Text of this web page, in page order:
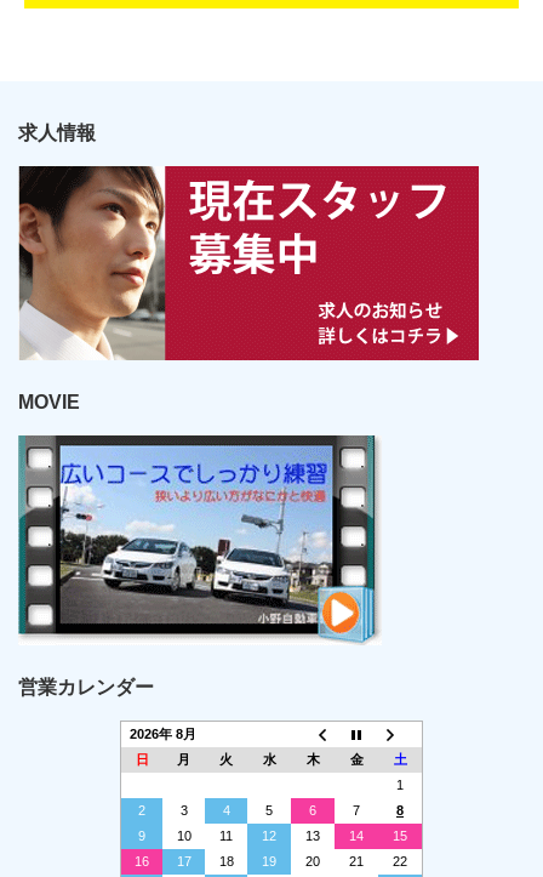
求人情報
MOVIE
営業カレンダー
2026年 8月
日
月 火 水 木 金
土
1
2
3 4 5 6 7
8
9
10 11 12 13 14
15
16
17 18 19 20 21
22